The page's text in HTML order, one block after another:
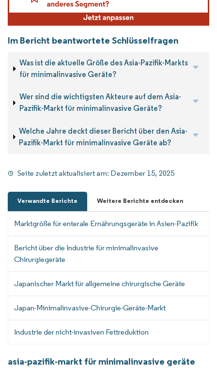
Im Bericht beantwortete Schlüsselfragen
Was ist die aktuelle Größe des Asia-Pazifik-Markts
für minimalinvasive Geräte?
Wer sind die wichtigsten Akteure auf dem Asia-
Pazifik-Markt für minimalinvasive Geräte?
Welche Jahre deckt dieser Bericht über den Asia-
Pazifik-Markt für minimalinvasive Geräte ab?
Seite zuletzt aktualisiert am: Dezember 15, 2025
Verwandte Berichte Weitere Berichte entdecken
Marktgröße für enterale Ernährungsgeräte in Asien-Pazifik
Bericht über die Industrie für minimalinvasive
Chirurgiegeräte
Japanischer Markt für allgemeine chirurgische Geräte
Japan-Minimalinvasive-Chirurgie-Geräte-Markt
Industrie der nicht-invasiven Fettreduktion
asia-pazifik-markt für minimalinvasive geräte